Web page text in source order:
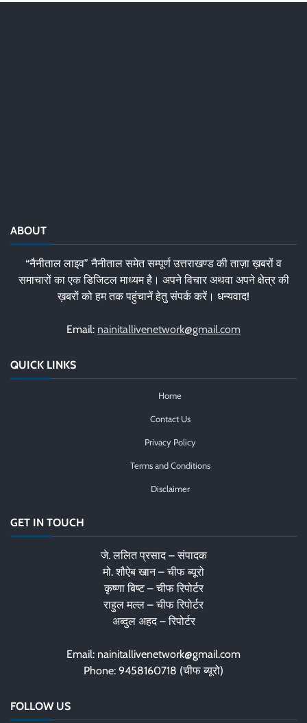
ABOUT
“नैनीताल लाइव” नैनीताल समेत सम्पूर्ण उत्तराखण्ड की ताज़ा ख़बरों व
समाचारों का एक डिजिटल माध्यम है। अपने विचार अथवा अपने क्षेत्र की
ख़बरों को हम तक पहुंचानें हेतु संपर्क करें। धन्यवाद!
Email: nainitallivenetwork@gmail.com
QUICK LINKS
Home
Contact Us
Privacy Policy
Terms and Conditions
Disclaimer
GET IN TOUCH
जे. ललित प्रसाद – संपादक
मो. शौऐब खान – चीफ ब्यूरो
कृष्णा बिष्ट – चीफ रिपोर्टर
राहुल मल्ल – चीफ रिपोर्टर
अब्दुल अहद – रिपोर्टर
Email: nainitallivenetwork@gmail.com
Phone: 9458160718 (चीफ ब्यूरो)
FOLLOW US